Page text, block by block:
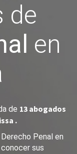
de
en
de 13 abogados
.
Penal en
sus